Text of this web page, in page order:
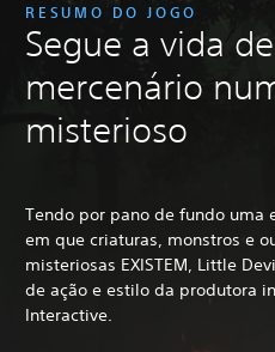
RESUMO DO JOGO
Segue a vida
mercenário
misterioso
Tendo por pano de fundo uma
em que criaturas, monstros e
misteriosas EXISTEM, Little
de ação e estilo da produtora
Interactive.